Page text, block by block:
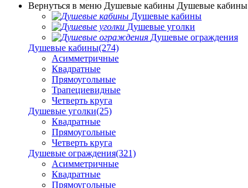
Вернуться в меню Душевые кабины Душевые кабины
Душевые кабины
Душевые уголки
Душевые ограждения
Душевые кабины(274)
Асимметричные
Квадратные
Прямоугольные
Трапециевидные
Четверть круга
Душевые уголки(25)
Квадратные
Прямоугольные
Четверть круга
Душевые ограждения(321)
Асимметричные
Квадратные
Прямоугольные